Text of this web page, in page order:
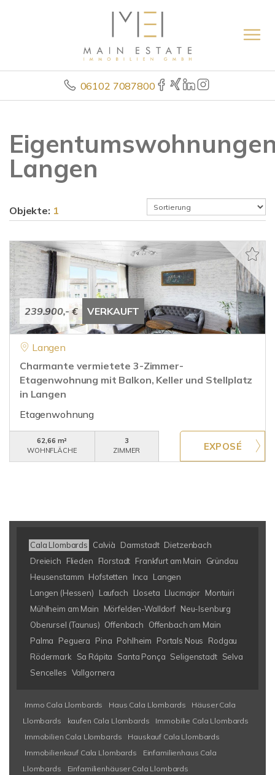
06102 7087800
Langen
Objekte: 1
239.900,- € VERKAUFT
Langen
Charmante vermietete 3-Zimmer-
Etagenwohnung mit Balkon, Keller und Stellplatz
in Langen
Etagenwohnung
62,66 m²
WOHNFLÄCHE
3
ZIMMER
Cala Llombards Calvià Darmstadt Dietzenbach
Dreieich
Flieden Florstadt Frankfurt am Main
Gründau
Heusenstamm Hofstetten Inca
Langen
Langen (Hessen)
Laufach Lloseta Llucmajor Montuiri
Mühlheim am Main
Mörfelden-Walldorf Neu-Isenburg
Oberursel (Taunus) Offenbach
Offenbach am Main
Palma
Peguera Pina Pohlheim Portals Nous
Rodgau
Rödermark
Sa Rápita Santa Ponça Seligenstadt Selva
Sencelles Vallgornera
Immo Cala Llombards Haus Cala Llombards
Häuser Cala
Llombards
kaufen Cala Llombards
Immobilie Cala Llombards
Immobilien Cala Llombards
Hauskauf Cala Llombards
Immobilienkauf Cala Llombards
Einfamilienhaus Cala
Llombards
Einfamilienhäuser Cala Llombards